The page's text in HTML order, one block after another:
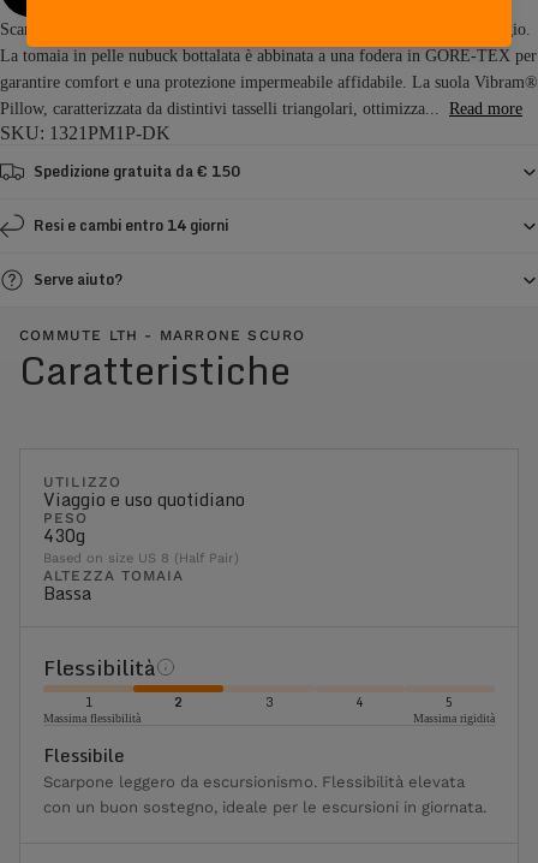
Scarpe per il tempo libero progettate per l'uso quotidiano in città e in viaggio.
La tomaia in pelle nubuck bottalata è abbinata a una fodera in GORE-TEX per
garantire comfort e una protezione impermeabile affidabile. La suola Vibram®
Pillow, caratterizzata da distintivi tasselli triangolari, ottimizza... Read more
SKU: 1321PM1P-DK
Spedizione gratuita da € 150
Resi e cambi entro 14 giorni
Serve aiuto?
COMMUTE LTH - MARRONE SCURO
Caratteristiche
UTILIZZO
Viaggio e uso quotidiano
PESO
430g
Based on size US 8 (Half Pair)
ALTEZZA TOMAIA
Bassa
Flessibilità
1 2 3 4 5
Massima flessibilità Massima rigidità
Flessibile
Scarpone leggero da escursionismo. Flessibilità elevata
con un buon sostegno, ideale per le escursioni in giornata.